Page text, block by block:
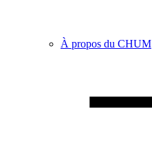
À propos du CHUM